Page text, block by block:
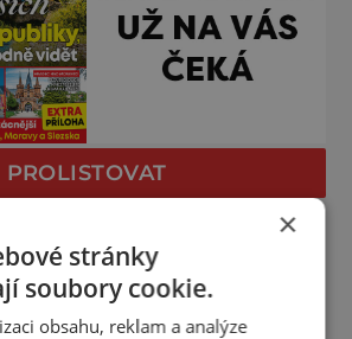
PROLISTOVAT
×
stránky
soubory cookie.
obsahu, reklam a analýze